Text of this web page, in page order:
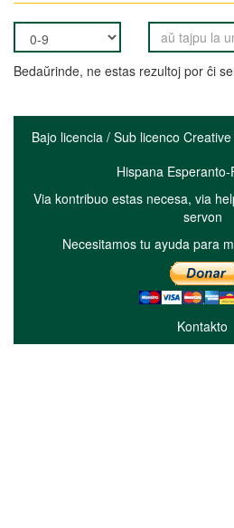
Bedaŭrinde, ne estas rezultoj por ĉi
Bajo licencia / Sub licenco
Hispana
Via kontribuo estas necesa, via
servon
Necesitamos tu ayuda para
Kontakto